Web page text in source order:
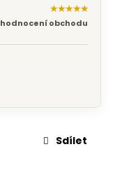
★★★★★
hodnocení obchodu
Sdílet